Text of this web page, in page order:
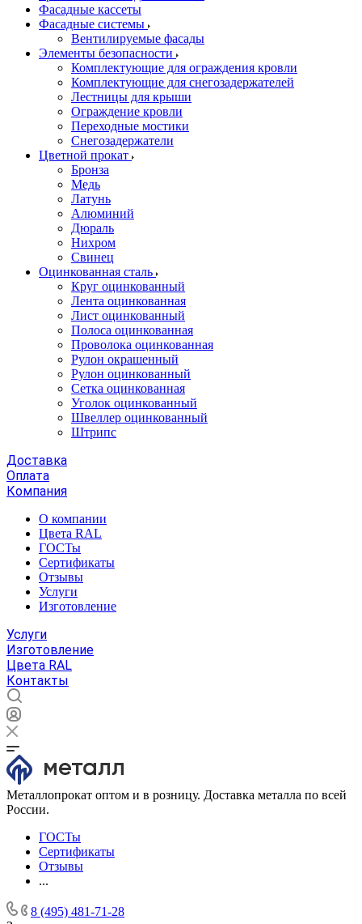
Фасадные кассеты
Фасадные системы
Вентилируемые фасады
Элементы безопасности
Комплектующие для ограждения кровли
Комплектующие для снегозадержателей
Лестницы для крыши
Ограждение кровли
Переходные мостики
Снегозадержатели
Цветной прокат
Бронза
Медь
Латунь
Алюминий
Дюраль
Нихром
Свинец
Оцинкованная сталь
Круг оцинкованный
Лента оцинкованная
Лист оцинкованный
Полоса оцинкованная
Проволока оцинкованная
Рулон окрашенный
Рулон оцинкованный
Сетка оцинкованная
Уголок оцинкованный
Швеллер оцинкованный
Штрипс
Доставка
Оплата
Компания
О компании
Цвета RAL
ГОСТы
Сертификаты
Отзывы
Услуги
Изготовление
Услуги
Изготовление
Цвета RAL
Контакты
Металлопрокат оптом и в розницу. Доставка металла по всей
России.
ГОСТы
Сертификаты
Отзывы
...
8 (495) 481-71-28